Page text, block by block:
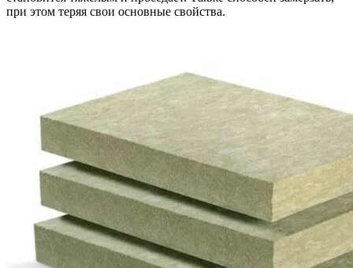
при этом теряя свои основные свойства.